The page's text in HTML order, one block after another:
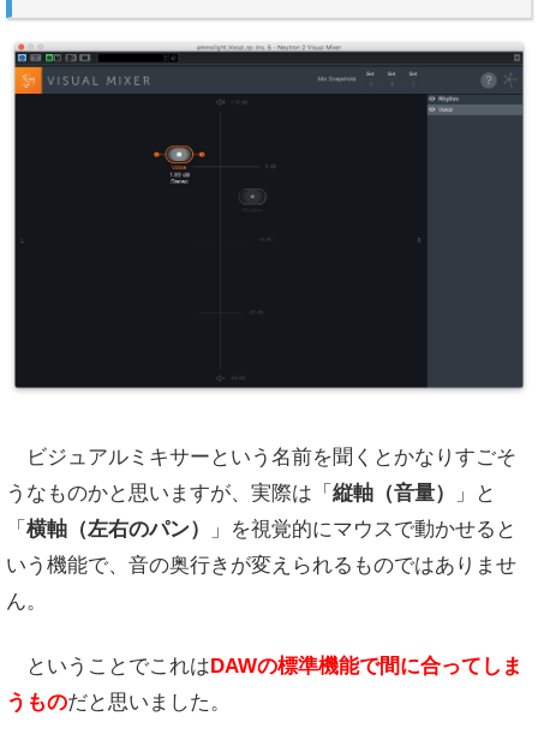
ビジュアルミキサーという名前を聞くとかなりすごそ
うなものかと思いますが、実際は「 縦軸（音量）
」と
「 横軸（左右のパン）
」を視覚的にマウスで動かせると
いう機能で、音の奥行きが変えられるものではありませ
ん。
ということでこれはDAWの標準機能で間に合ってしま
うものだと思いました。